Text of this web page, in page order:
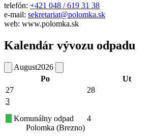
telefón: +421 048 / 619 31 38
e-mail: sekretariat@polomka.sk
web: www.polomka.sk
Kalendár vývozu odpadu
August2026
Po
Ut
27
28
3
Komunálny odpad
Polomka (Brezno)
4